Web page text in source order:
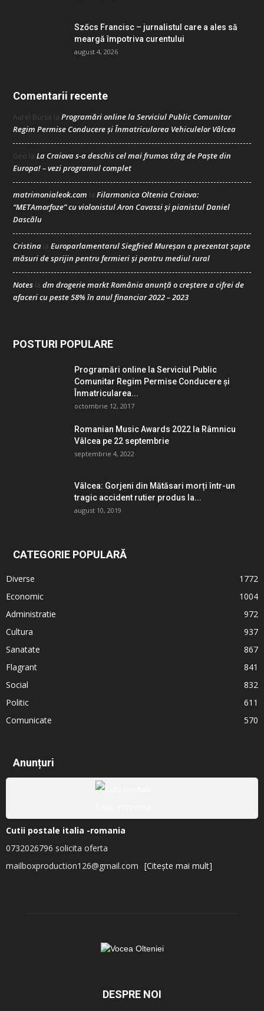
Szőcs Francisc – jurnalistul care a ales să
meargă împotriva curentului
august 4, 2026
Comentarii recente
Aurel Bursa la Programări online la Serviciul Public Comunitar
Regim Permise Conducere şi Înmatricularea Vehiculelor Vâlcea
Geo la La Craiova s-a deschis cel mai frumos târg de Paște din
Europa! – vezi programul complet
matrimonialeok.com la Filarmonica Oltenia Craiova:
“METAmorfoze” cu violonistul Aron Cavassi și pianistul Daniel
Dascălu
Cristina la Europarlamentarul Siegfried Mureșan a prezentat șapte
măsuri de sprijin pentru fermieri și pentru mediul rural
Notes la dm drogerie markt România anunță o creștere a cifrei de
afaceri cu peste 58% în anul financiar 2022 – 2023
POSTURI POPULARE
Programări online la Serviciul Public
Comunitar Regim Permise Conducere şi
Înmatricularea...
octombrie 12, 2017
Romanian Music Awards 2022 la Râmnicu
Vâlcea pe 22 septembrie
septembrie 4, 2022
Vâlcea: Gorjeni din Mătăsari morți într-un
tragic accident rutier produs la...
august 10, 2019
CATEGORIE POPULARĂ
Diverse
1772
Economic
1004
Administratie
972
Cultura
937
Sanatate
867
Flagrant
841
Social
832
Politic
611
Comunicate
570
Anunțuri
Cutii postale italia -romania
0732026796 solicita oferta
mailboxproduction126@gmail.com [Citește mai mult]
DESPRE NOI